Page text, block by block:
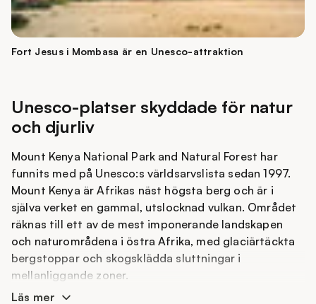
fästningsarkitektur från 1500-talet.
Thimlich Ohinga Archaeological Site är ett
arkeologiskt område i Lake Victoria-regionen med
upptogs därför på världsarvslistan år 2018. Den
användes både för att skydda befolkningen och deras
boskap, men också för att definiera sociala grupper
och relationer kopplade till släktbaserade system.
Fort Jesus i Mombasa är en Unesco-attraktion
Unesco-platser skyddade för natur
och djurliv
Mount Kenya National Park and Natural Forest har
funnits med på Unesco:s världsarvslista sedan 1997.
Mount Kenya är Afrikas näst högsta berg och är i
själva verket en gammal, utslocknad vulkan. Området
räknas till ett av de mest imponerande landskapen
och naturområdena i östra Afrika, med glaciärtäckta
bergstoppar och skogsklädda sluttningar i
mellanliggande zoner.
År 1997 upptogs även Lake Turkana National Parks på
Läs mer